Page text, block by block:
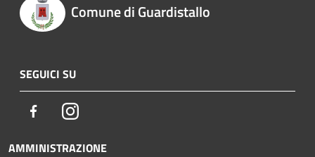
Comune di Guardistallo
SEGUICI SU
FacebookInstagram
AMMINISTRAZIONE